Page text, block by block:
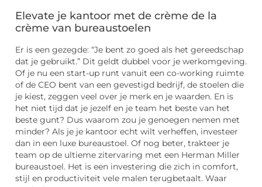
Elevate je kantoor met de crème de la
crème van bureaustoelen
Er is een gezegde: “Je bent zo goed als het gereedschap
dat je gebruikt.” Dit geldt dubbel voor je werkomgeving.
Of je nu een start-up runt vanuit een co-working ruimte
of de CEO bent van een gevestigd bedrijf, de stoelen die
je kiest, zeggen veel over je merk en je waarden. En is
het niet tijd dat je jezelf en je team het beste van het
beste gunt? Dus waarom zou je genoegen nemen met
minder? Als je je kantoor echt wilt verheffen, investeer
dan in een luxe bureaustoel. Of nog beter, trakteer je
team op de ultieme zitervaring met een Herman Miller
bureaustoel. Het is een investering die zich in comfort,
stijl en productiviteit vele malen terugbetaalt. Waar